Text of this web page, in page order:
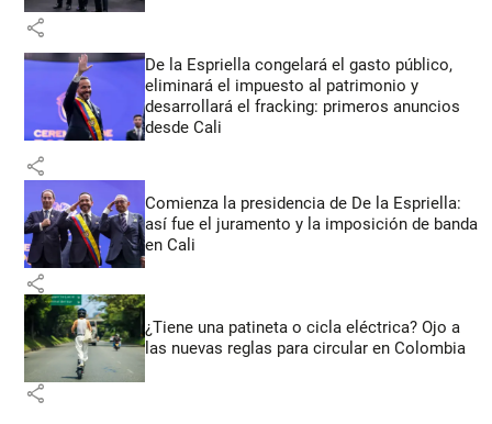
share
De la Espriella congelará el gasto público,
eliminará el impuesto al patrimonio y
desarrollará el fracking: primeros anuncios
desde Cali
share
Comienza la presidencia de De la Espriella:
así fue el juramento y la imposición de banda
en Cali
share
¿Tiene una patineta o cicla eléctrica? Ojo a
las nuevas reglas para circular en Colombia
share